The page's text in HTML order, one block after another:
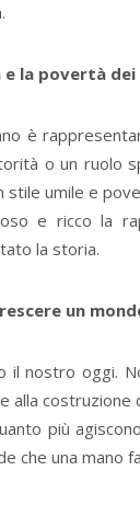
la povertà
è
o un ruolo
stile umile e
e ricco la
la storia.
un
il nostro oggi.
alla costruzione
più
che una mano